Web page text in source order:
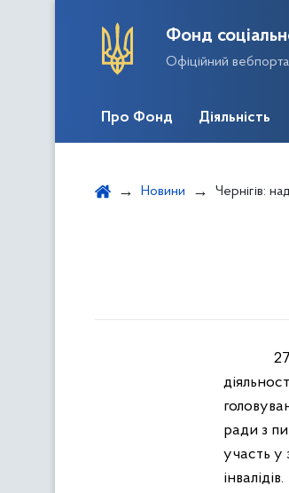
Фонд
Офіційний
Про Фонд Діяльність
Новини Чернігів:
ради з
участь у
інвалідів.